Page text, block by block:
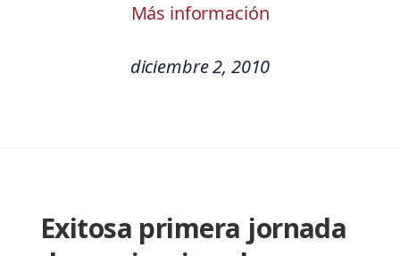
Más información
diciembre 2, 2010
Exitosa primera jornada